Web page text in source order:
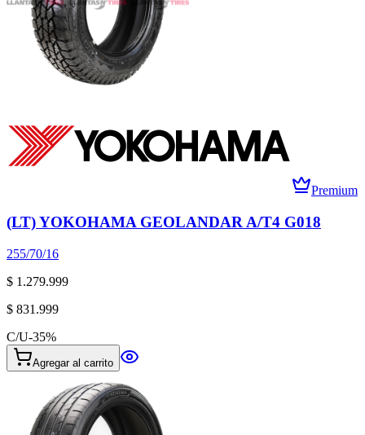
Premium
(LT) YOKOHAMA GEOLANDAR A/T4 G018
255/70/16
$ 1.279.999
$ 831.999
C/U-35%
Agregar al carrito